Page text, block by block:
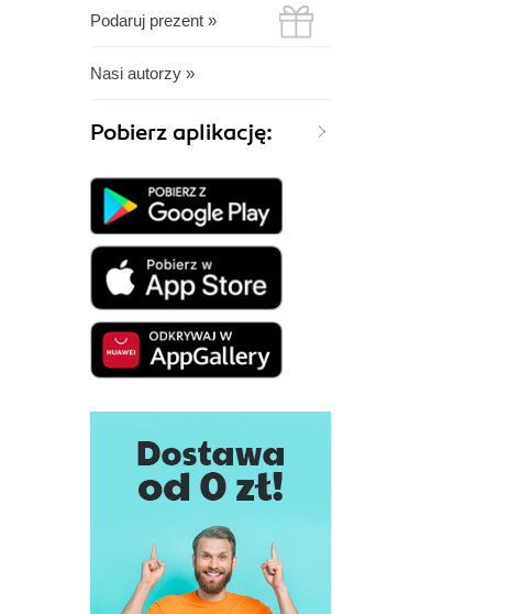
Podaruj prezent »
Nasi autorzy »
Pobierz aplikację: